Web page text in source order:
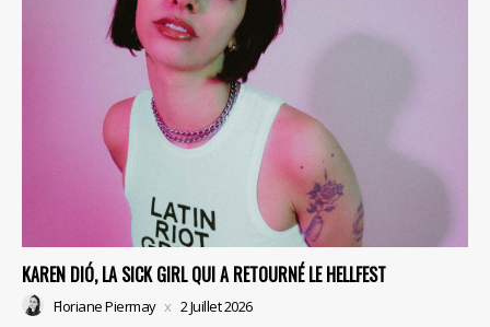
KAREN DIÓ, LA SICK GIRL QUI A RETOURNÉ LE HELLFEST
Floriane Piermay 2 Juillet 2026